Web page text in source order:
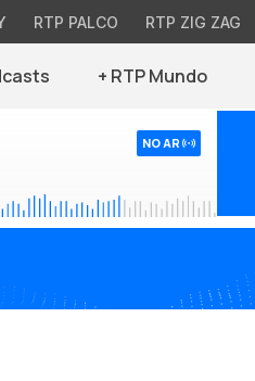
RTP PALCO RTP ZIG ZAG
+ RTP Mundo
NO AR